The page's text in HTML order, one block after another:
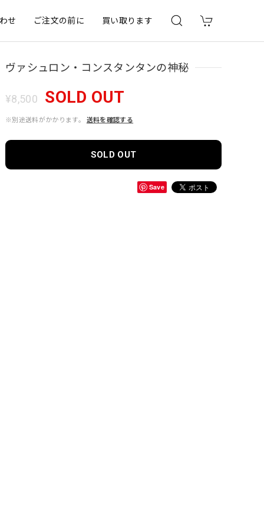
せ ご注文の前に 買い取ります
ヴァシュロン・コンスタンタンの神秘
¥8,500 SOLD OUT
※別途送料がかかります。 送料を確認する
SOLD OUT
Save